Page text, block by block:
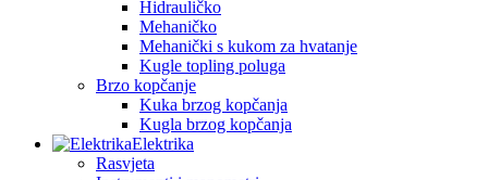
Hidrauličko
Mehaničko
Mehanički s kukom za hvatanje
Kugle topling poluga
Brzo kopčanje
Kuka brzog kopčanja
Kugla brzog kopčanja
Elektrika
Rasvjeta